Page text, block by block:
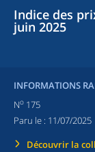
Indice des
juin 2025
INFORMATIONS
No 175
Paru le : 11/07/2025
Découvrir la